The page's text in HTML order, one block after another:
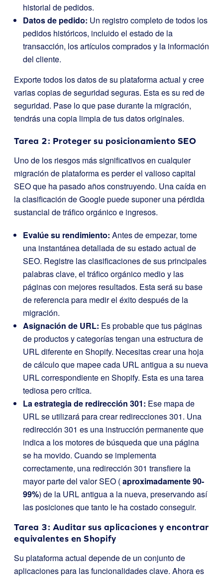
historial de pedidos.
Datos de pedido: Un registro completo de todos los
pedidos históricos, incluido el estado de la
transacción, los artículos comprados y la información
del cliente.
Exporte todos los datos de su plataforma actual y cree
varias copias de seguridad seguras. Esta es su red de
seguridad. Pase lo que pase durante la migración,
tendrás una copia limpia de tus datos originales.
Tarea 2: Proteger su posicionamiento SEO
Uno de los riesgos más significativos en cualquier
migración de plataforma es perder el valioso capital
SEO que ha pasado años construyendo. Una caída en
la clasificación de Google puede suponer una pérdida
sustancial de tráfico orgánico e ingresos.
Evalúe su rendimiento: Antes de empezar, tome
una instantánea detallada de su estado actual de
SEO. Registre las clasificaciones de sus principales
palabras clave, el tráfico orgánico medio y las
páginas con mejores resultados. Esta será su base
de referencia para medir el éxito después de la
migración.
Asignación de URL: Es probable que tus páginas
de productos y categorías tengan una estructura de
URL diferente en Shopify. Necesitas crear una hoja
de cálculo que mapee cada URL antigua a su nueva
URL correspondiente en Shopify. Esta es una tarea
tediosa pero crítica.
La estrategia de redirección 301: Ese mapa de
URL se utilizará para crear redirecciones 301. Una
redirección 301 es una instrucción permanente que
indica a los motores de búsqueda que una página
se ha movido. Cuando se implementa
correctamente, una redirección 301 transfiere la
mayor parte del valor SEO (aproximadamente90-
99%) de la URL antigua a la nueva, preservando así
las posiciones que tanto le ha costado conseguir.
Tarea 3: Auditar sus aplicaciones y encontrar
equivalentes en Shopify
Su plataforma actual depende de un conjunto de
aplicaciones para las funcionalidades clave. Ahora es